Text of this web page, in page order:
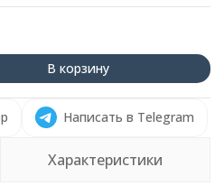
В корзину
Написать в Telegram
Характеристики